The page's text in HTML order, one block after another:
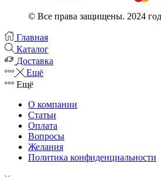
© Все права защищены. 2024 год
Главная
Каталог
Доставка
Ещё
Ещё
О компании
Статьи
Оплата
Вопросы
Желания
Политика конфиденциальности